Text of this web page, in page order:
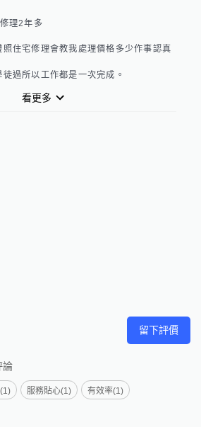
理2年多
住宅修理會教我處理價格多少作事認真
過所以工作都是一次完成。
看更多
留下評價
論
服務貼心(1) 有效率(1)